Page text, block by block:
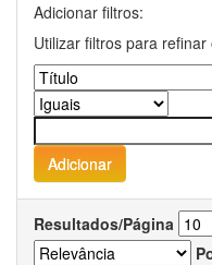
Adicionar filtros:
Utilizar filtros para
Resultados/Página